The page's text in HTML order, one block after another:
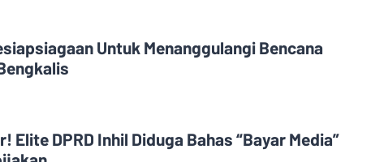
Untuk Menanggulangi Bencana
Elite DPRD Inhil Diduga Bahas “Bayar Media”